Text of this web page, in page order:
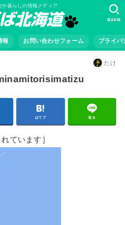
や暮らしの情報メディア
報 お問い合わせフォーム プライバ
SEARCH
たけ
はてブ 送る
ています］